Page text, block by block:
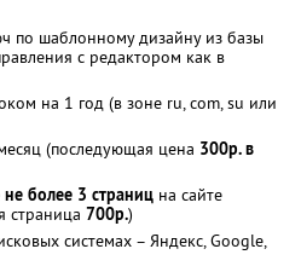
по шаблонному дизайну из базы
с редактором как в
на 1 год (в зоне ru, com, su или
(последующая цена 300р. в
не более 3 страниц на сайте
страница 700р.)
системах – Яндекс, Google,